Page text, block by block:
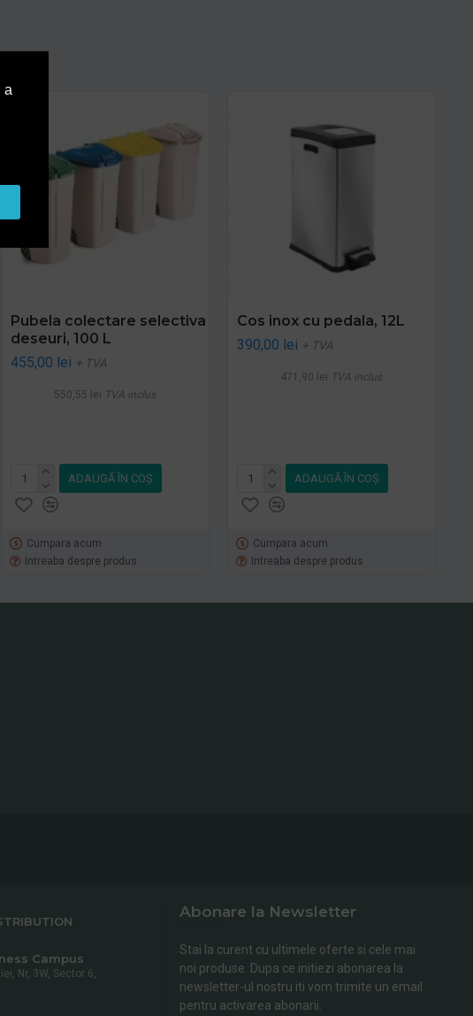
a
Pubela colectare selectiva
deseuri, 100 L
455,00 lei + TVA
550,55 lei TVA inclus
ADAUGĂ ÎN COŞ
Cumpara acum
Intreaba despre produs
Cos inox cu pedala, 12L
390,00 lei + TVA
471,90 lei TVA inclus
ADAUGĂ ÎN COŞ
Cumpara acum
Intreaba despre produs
Campus
Nr, 3W, Sector 6,
Abonare la Newsletter
Stai la curent cu ultimele oferte si cele mai
noi produse. Dupa ce initiezi abonarea la
newsletter-ul nostru iti vom trimite un email
pentru activarea abonarii.